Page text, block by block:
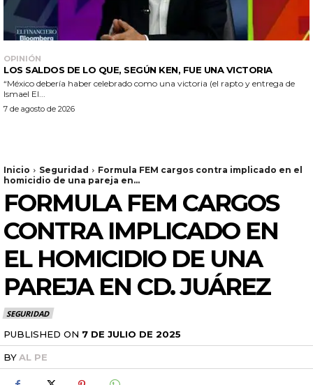
OPINIÓN
LOS SALDOS DE LO QUE, SEGÚN KEN, FUE UNA VICTORIA
“México debería haber celebrado como una victoria (el rapto y entrega de
Ismael El...
7 de agosto de 2026